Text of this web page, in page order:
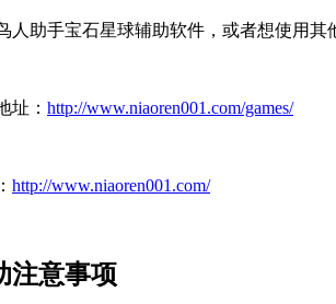
人助手宝石星球辅助软件，或者想使用
址： http://www.niaoren001.com/games/
http://www.niaoren001.com/
注意事项